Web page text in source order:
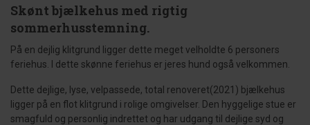
Skønt bjælkehus med rigtig
sommerhusstemning.
På en dejlig klitgrund ligger dette meget velholdte 6 personers
feriehus. I dette skønne feriehus er jeres hund også velkommen.
Dette dejlige, lyse, velpassede, total renoveret(2021) bjælkehus
ligger på en flot klitgrund i rolige omgivelser. Den hyggelige stue er
smagfuld og personlig indrettet og har udgang til dejlige syd og